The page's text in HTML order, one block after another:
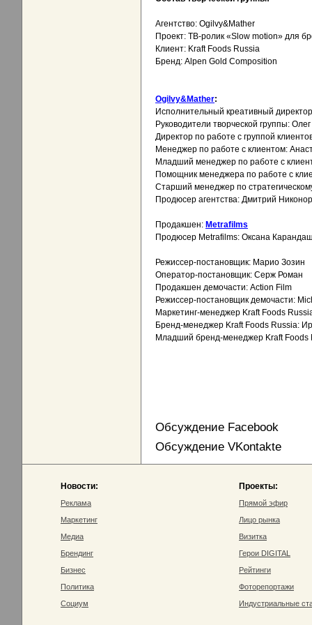
Агентство: Ogilvy&Mather
Проект: ТВ-ролик «Slow motion» для
Клиент: Kraft Foods Russia
Бренд: Alpen Gold Composition
Ogilvy&Mather:
Исполнительный креативный
Руководители творческой группы:
Директор по работе с группой
Менеджер по работе с клиентом:
Младший менеджер по работе с
Помощник менеджера по работе с
Старший менеджер по
Продюсер агентства: Дмитрий
Продакшен: Metrafilms
Продюсер Metrafilms: Оксана
Режиссер-постановщик: Марио Зозин
Оператор-постановщик: Серж Роман
Продакшен демочасти: Action Film
Режиссер-постановщик демочасти:
Маркетинг-менеджер Kraft Foods
Бренд-менеджер Kraft Foods Russia:
Младший бренд-менеджер Kraft Foods
Обсуждение Facebook
Обсуждение VKontakte
Новости:
Реклама
Маркетинг
Медиа
Брендинг
Бизнес
Политика
Социум
Проекты:
Прямой эфир
Лицо рынка
Визитка
Герои DIGITAL
Рейтинги
Фоторепортажи
Индустриальные